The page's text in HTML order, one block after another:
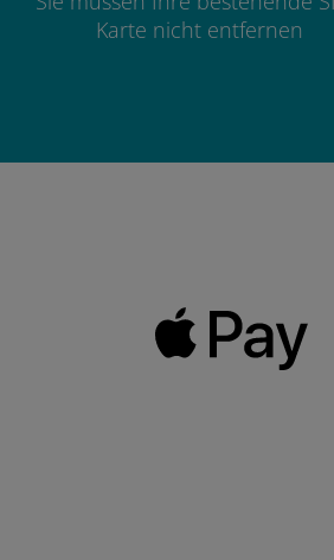
Karte nicht entfernen